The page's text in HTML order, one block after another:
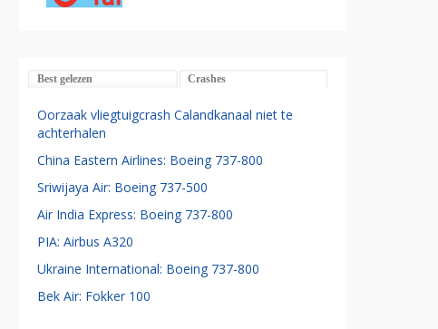
Best gelezen Crashes
Oorzaak vliegtuigcrash Calandkanaal niet te
achterhalen
China Eastern Airlines: Boeing 737-800
Sriwijaya Air: Boeing 737-500
Air India Express: Boeing 737-800
PIA: Airbus A320
Ukraine International: Boeing 737-800
Bek Air: Fokker 100